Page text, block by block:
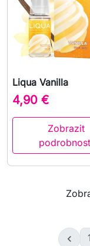
Liqua Vanilla
4,90 €
Zobrazit
 1